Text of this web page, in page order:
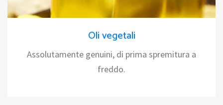
Oli vegetali
Assolutamente genuini, di prima spremitura a
freddo.